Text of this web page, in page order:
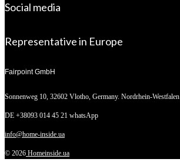
Social media
Representative in Europe
Fairpoint GmbH
Sonnenweg 10, 32602 Vlotho, Germany. Nordrhein-Westfalen
DE +38093 014 45 21 whatsApp
info@home-inside.ua
© 2026 Homeinside.ua